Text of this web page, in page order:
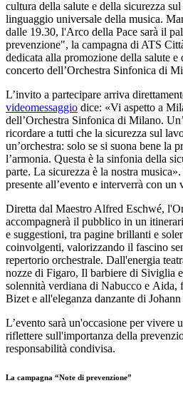
cultura della salute e della sicurezza
linguaggio universale della musica.
dalle 19.30, l'Arco della Pace sarà il
prevenzione", la campagna di ATS
dedicata alla promozione della salute
concerto dell’Orchestra Sinfonica di
L’invito a partecipare arriva
videomessaggio dice: «Vi aspetto a
dell’Orchestra Sinfonica di Milano.
ricordare a tutti che la sicurezza sul
un’orchestra: solo se si suona bene la
l’armonia. Questa è la sinfonia della
parte. La sicurezza è la nostra
presente all’evento e interverrà con un
Diretta dal Maestro Alfred Eschwé,
accompagnerà il pubblico in un
e suggestioni, tra pagine brillanti e
coinvolgenti, valorizzando il fascino
repertorio orchestrale. Dall'energia
nozze di Figaro, Il barbiere di Siviglia
solennità verdiana di Nabucco e
Bizet e all'eleganza danzante di
L’evento sarà un'occasione per vivere
riflettere sull'importanza della
responsabilità condivisa.
La campagna “Note di prevenzione”